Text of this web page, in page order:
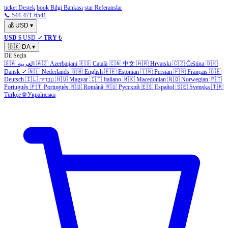
ticket Destek book Bilgi Bankası star Referanslar
📞 544-471-6541
💰 USD ▾
USD $ USD ✓ TRY ₺
🇩🇰 DA ▾
Dil Seçin
🇸🇦 العربية 🇦🇿 Azerbaijani 🇪🇸 Català 🇨🇳 中文 🇭🇷 Hrvatski 🇨🇿 Čeština 🇩🇰
Dansk ✓ 🇳🇱 Nederlands 🇬🇧 English 🇪🇪 Estonian 🇮🇷 Persian 🇫🇷 Français 🇩🇪
Deutsch 🇮🇱 עברית 🇭🇺 Magyar 🇮🇹 Italiano 🇲🇰 Macedonian 🇳🇴 Norwegian 🇵🇹
Português 🇵🇹 Português 🇷🇴 Română 🇷🇺 Русский 🇪🇸 Español 🇸🇪 Svenska 🇹🇷
Türkçe 🌐 Українська